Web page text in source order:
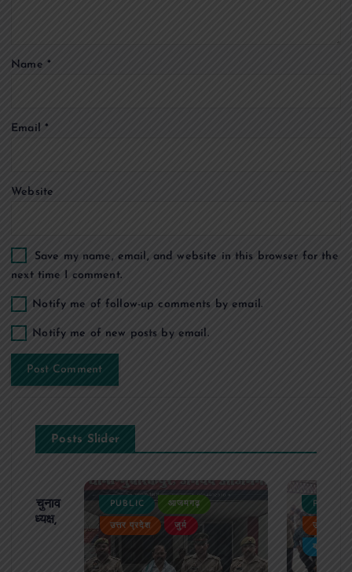
i
o
Name *
Email *
Website
Save my name, email, and website in this browser for the
next time I comment.
Notify me of follow-up comments by email.
Notify me of new posts by email.
Posts Slider
का चुनाव
बने अध्यक्ष,
PUBLIC आजमगढ़
उत्तर प्रदेश जुर्म
PUBLIC
उत्तर
बड़ी खबर